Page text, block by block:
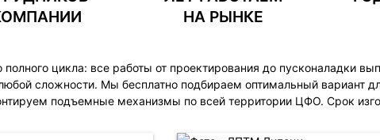
НА РЫНКЕ
цикла: все работы от проектирования до пусконаладки
сложности. Мы бесплатно подбираем оптимальный вариант
подъемные механизмы по всей территории ЦФО. Срок